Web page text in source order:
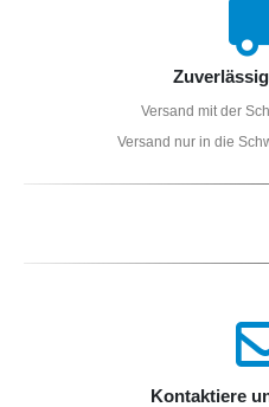
Versand mit der
Versand nur in die
Kontaktiere